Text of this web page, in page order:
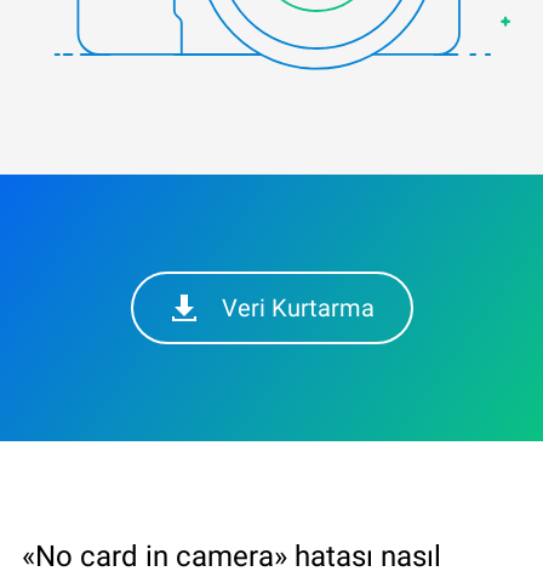
Veri Kurtarma
«No card in camera» hatası nasıl